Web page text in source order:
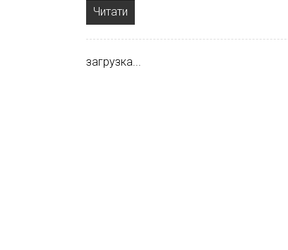
Читати
загрузка...